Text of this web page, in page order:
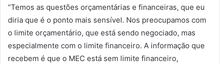
“Temos as questões orçamentárias e financeiras, que eu
diria que é o ponto mais sensível. Nos preocupamos com
o limite orçamentário, que está sendo negociado, mas
especialmente com o limite financeiro. A informação que
recebem é que o MEC está sem limite financeiro,